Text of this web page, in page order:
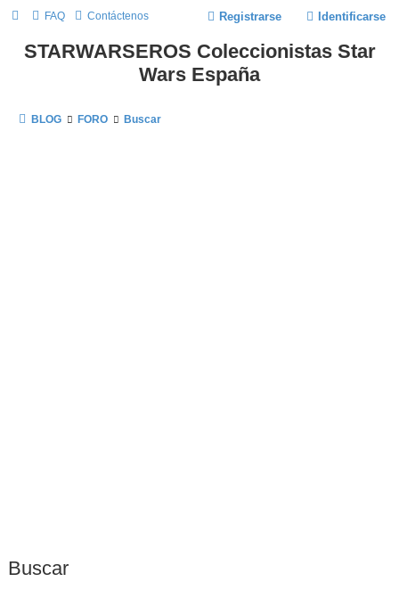
FAQ Contáctenos Identificarse
Registrarse
STARWARSEROS Coleccionistas Star
Wars España
BLOG FORO Buscar
Buscar